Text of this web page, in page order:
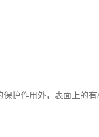
护作用外，表面上的